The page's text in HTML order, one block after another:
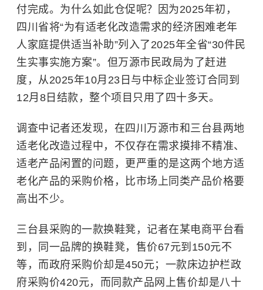
付完成。为什么如此仓促呢？因为2025年初，
四川省将“为有适老化改造需求的经济困难老年
人家庭提供适当补助”列入了2025年全省“30件民
生实事实施方案”。但万源市民政局为了赶进
度，从2025年10月23日与中标企业签订合同到
12月8日结款，整个项目只用了四十多天。
调查中记者还发现，在四川万源市和三台县两地
适老化改造过程中，不仅存在需求摸排不精准、
适老产品闲置的问题，更严重的是这两个地方适
老化产品的采购价格，比市场上同类产品价格要
高出不少。
三台县采购的一款换鞋凳，记者在某电商平台看
到，同一品牌的换鞋凳，售价67元到150元不
等，而政府采购价却是450元；一款床边护栏政
府采购价420元，而同款产品网上售价却是八十